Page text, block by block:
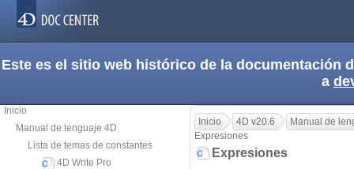
Este es el sitio web histórico de la documentación
a
Inicio
Manual de lenguaje 4D
Lista de temas de constantes
4D Write Pro
Inicio 4D v20.6
Manual de
Expresiones
Expresiones